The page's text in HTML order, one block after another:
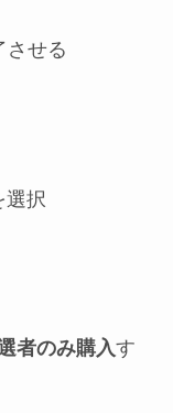
させる
選択
者のみ購入す